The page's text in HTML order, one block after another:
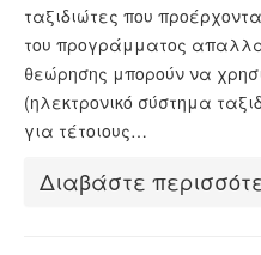
ταξιδιώτες που
του προγράμματος
θεώρησης μπορούν να
(ηλεκτρονικό σύστημα
για τέτοιους…
Διαβάστε